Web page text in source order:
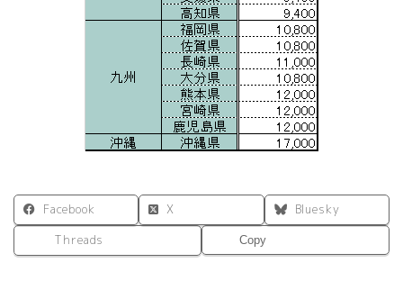
Facebook X
Bluesky
Threads
Copy